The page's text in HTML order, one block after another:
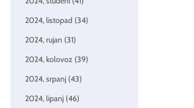
2024, listopad (34)
2024, rujan (31)
2024, kolovoz (39)
2024, srpanj (43)
2024, lipanj (46)